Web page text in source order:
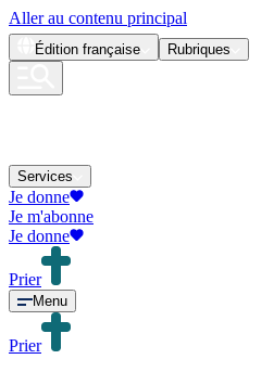
Aller au contenu principal
Édition française Rubriques
Services
Je donne
Je m'abonne
Je donne
Prier
Menu
Prier